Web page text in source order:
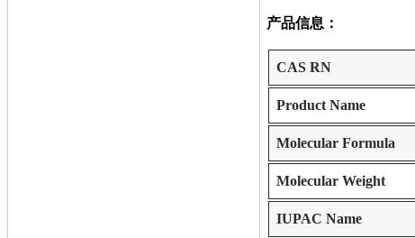
产品信息：
CAS RN
Product Name
Molecular Formula
Molecular Weight
IUPAC Name